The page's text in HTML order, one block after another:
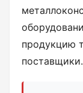
продукцию
поставщики.